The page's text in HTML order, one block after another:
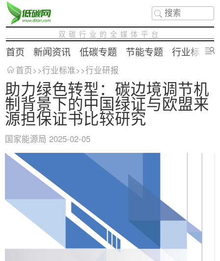
双碳行业的全媒体平台
首页 新闻资讯 低碳专题 节能专题 行业标准
首页>>行业标准>>行业研报
助力绿色转型：碳边境调节机
制背景下的中国绿证与欧盟来
源担保证书比较研究
国家能源局 2025-02-05